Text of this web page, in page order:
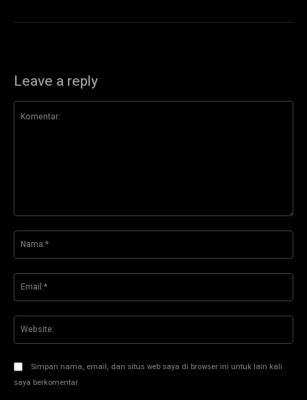
Leave a reply
Simpan nama, email, dan situs web saya di browser ini untuk lain kali
saya berkomentar.